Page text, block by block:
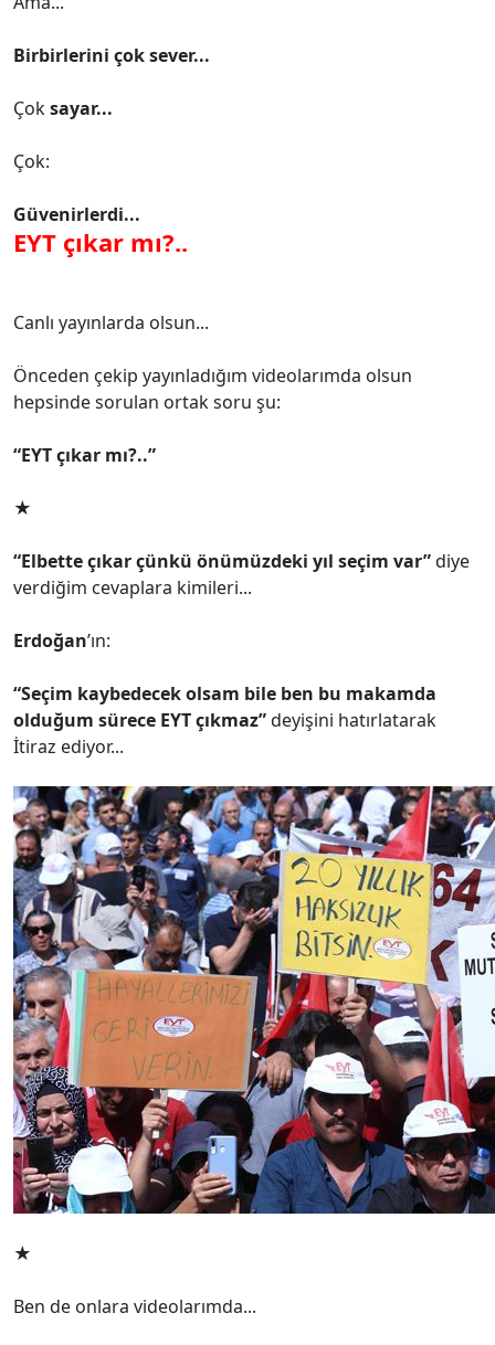
Birbirlerini çok sever...
Çoksayar...
Çok:
Güvenirlerdi...
EYT çıkar mı?..
Canlı yayınlarda olsun...
Önceden çekip yayınladığım videolarımda olsun
hepsinde sorulan ortak soru şu:
“EYT çıkar mı?..”
★
“Elbette çıkar çünkü önümüzdeki yıl seçim var”diye
verdiğim cevaplara kimileri...
Erdoğan’ın:
“Seçim kaybedecek olsam bile ben bu makamda
olduğum sürece EYT çıkmaz”deyişini hatırlatarak
İtiraz ediyor...
★
Ben de onlara videolarımda...